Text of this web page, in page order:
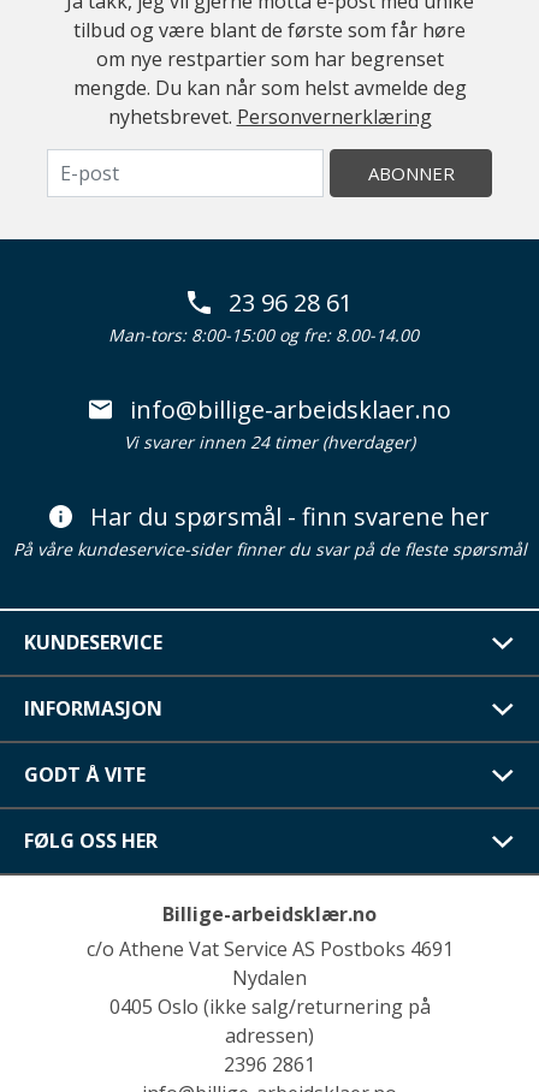
tilbud og være blant de første som får høre
om nye restpartier som har begrenset
mengde. Du kan når som helst avmelde deg
nyhetsbrevet. Personvernerklæring
ABONNER
23 96 28 61
Man-tors: 8:00-15:00 og fre: 8.00-14.00
info@billige-arbeidsklaer.no
Vi svarer innen 24 timer (hverdager)
Har du spørsmål - finn svarene her
På våre kundeservice-sider finner du svar på de fleste spørsmål
KUNDESERVICE
INFORMASJON
GODT Å VITE
FØLG OSS HER
Billige-arbeidsklær.no
c/o Athene Vat Service AS Postboks 4691
Nydalen
0405 Oslo (ikke salg/returnering på
adressen)
2396 2861